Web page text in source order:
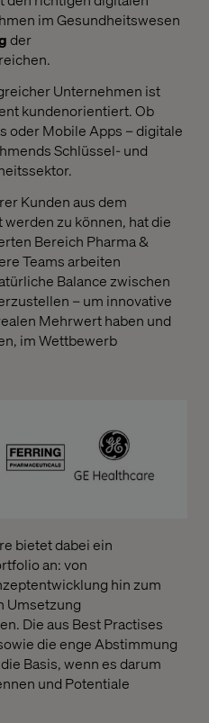
im Gesundheitswesen
der
Unternehmen ist
kundenorientiert. Ob
oder Mobile Apps – digitale
Schlüssel- und
Kunden aus dem
zu können, hat die
Bereich Pharma &
Teams arbeiten
Balance zwischen
– um innovative
Mehrwert haben und
im Wettbewerb
bietet dabei ein
an: von
hin zum
Umsetzung
Die aus Best Practises
die enge Abstimmung
Basis, wenn es darum
und Potentiale